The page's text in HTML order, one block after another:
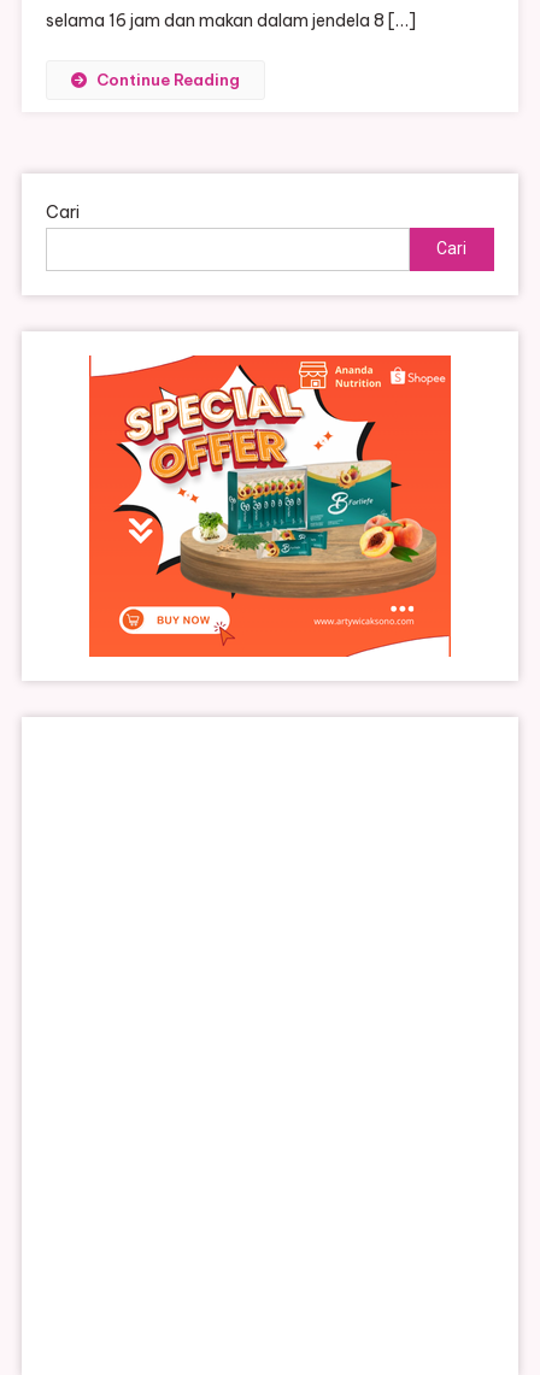
selama 16 jam dan makan dalam jendela 8 […]
Continue Reading
Cari
Cari